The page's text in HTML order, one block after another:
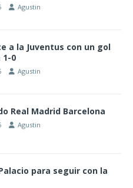
Agustin
a la Juventus con un gol
1-0
Agustin
Real Madrid Barcelona
Agustin
para seguir con la